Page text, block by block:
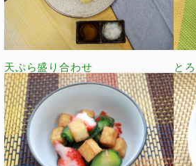
天ぷら盛り合わせ と